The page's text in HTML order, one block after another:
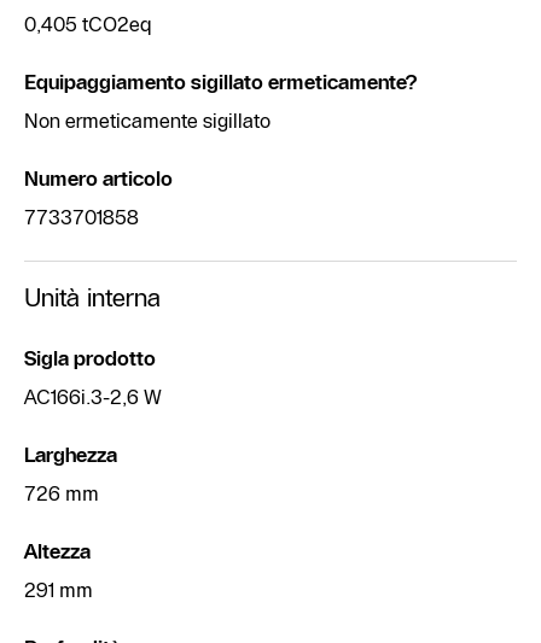
0,405 tCO2eq
Equipaggiamento sigillato ermeticamente?
Non ermeticamente sigillato
Numero articolo
7733701858
Unità interna
Sigla prodotto
AC166i.3-2,6 W
Larghezza
726 mm
Altezza
291 mm